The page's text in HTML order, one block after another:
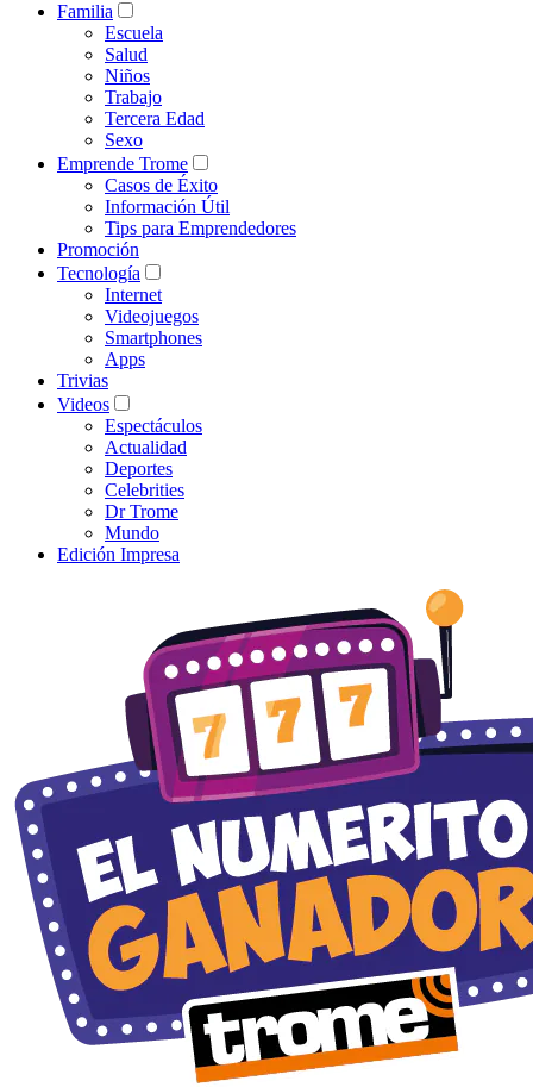
Familia
Escuela
Salud
Niños
Trabajo
Tercera Edad
Sexo
Emprende Trome
Casos de Éxito
Información Útil
Tips para Emprendedores
Promoción
Tecnología
Internet
Videojuegos
Smartphones
Apps
Trivias
Videos
Espectáculos
Actualidad
Deportes
Celebrities
Dr Trome
Mundo
Edición Impresa